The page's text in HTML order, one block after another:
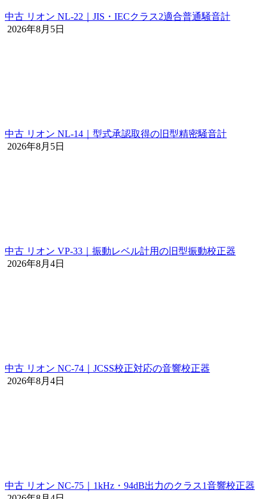
中古 リオン NL-22｜JIS・IECクラス2適合普通騒音計
2026年8月5日
中古 リオン NL-14｜型式承認取得の旧型精密騒音計
2026年8月5日
中古 リオン VP-33｜振動レベル計用の旧型振動校正器
2026年8月4日
中古 リオン NC-74｜JCSS校正対応の音響校正器
2026年8月4日
中古 リオン NC-75｜1kHz・94dB出力のクラス1音響校正器